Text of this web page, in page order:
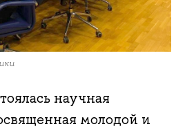
научная
молодой и